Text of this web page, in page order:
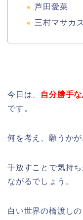
芦田愛菜
三村マサカ
今日は、 自分勝手
です。
何を考え、願うか
手放すことで気持
ながるでしょう。
白い世界の橋渡し